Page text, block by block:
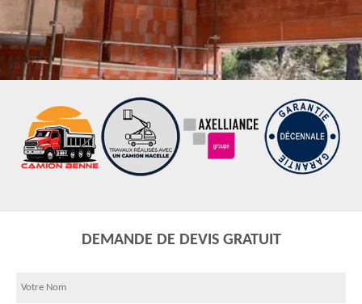
DEMANDE DE DEVIS GRATUIT